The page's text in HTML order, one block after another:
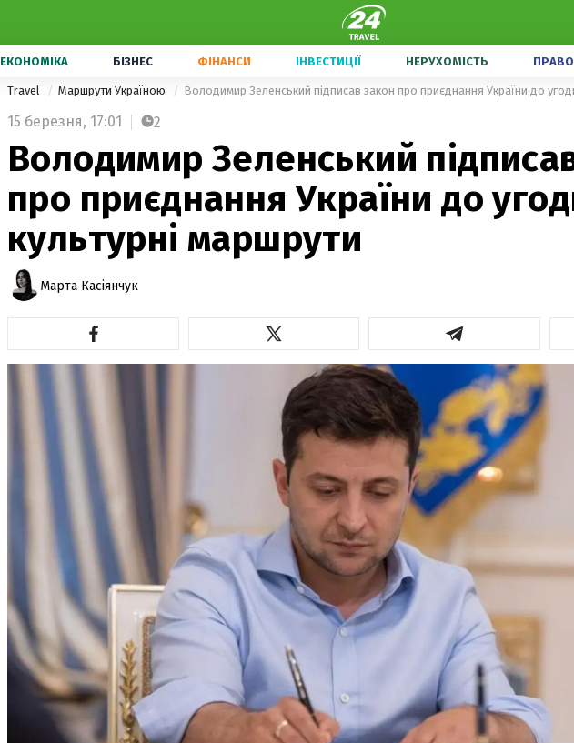
ЕКОНОМІКА БІЗНЕС ФІНАНСИ ІНВЕСТИЦІЇ НЕРУХОМІСТЬ ПРАВО
Travel Маршрути Україною Володимир Зеленський підписав закон про приєднання України до
15 березня, 17:01 2
Володимир Зеленський
про приєднання України до
культурні маршрути
Марта Касіянчук